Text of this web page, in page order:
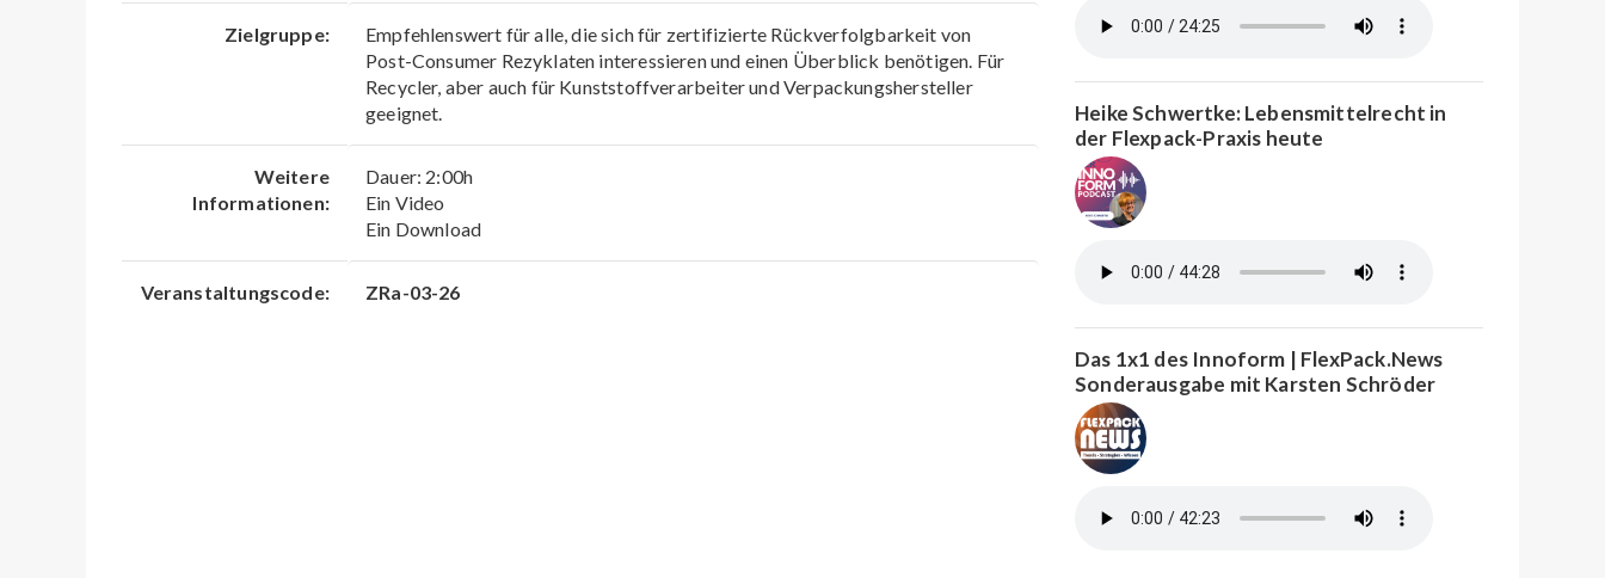
Zielgruppe:
Empfehlenswert für alle, die sich für zertifizierte Rückverfolgbarkeit von
Post-Consumer Rezyklaten interessieren und einen Überblick benötigen. Für
Recycler, aber auch für Kunststoffverarbeiter und Verpackungshersteller
geeignet.
Weitere
Informationen:
Dauer: 2:00h
Ein Video
Ein Download
Veranstaltungscode: ZRa-03-26
Heike Schwertke: Lebensmittelrecht in
der Flexpack-Praxis heute
Das 1x1 des Innoform | FlexPack.News
Sonderausgabe mit Karsten Schröder